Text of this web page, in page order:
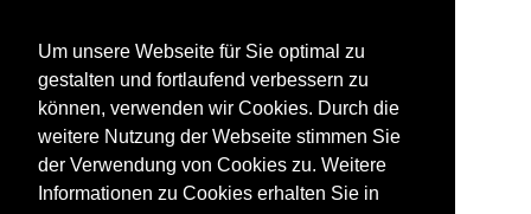
Um unsere Webseite für Sie optimal zu
gestalten und fortlaufend verbessern zu
können, verwenden wir Cookies. Durch die
weitere Nutzung der Webseite stimmen Sie
der Verwendung von Cookies zu. Weitere
Informationen zu Cookies erhalten Sie in